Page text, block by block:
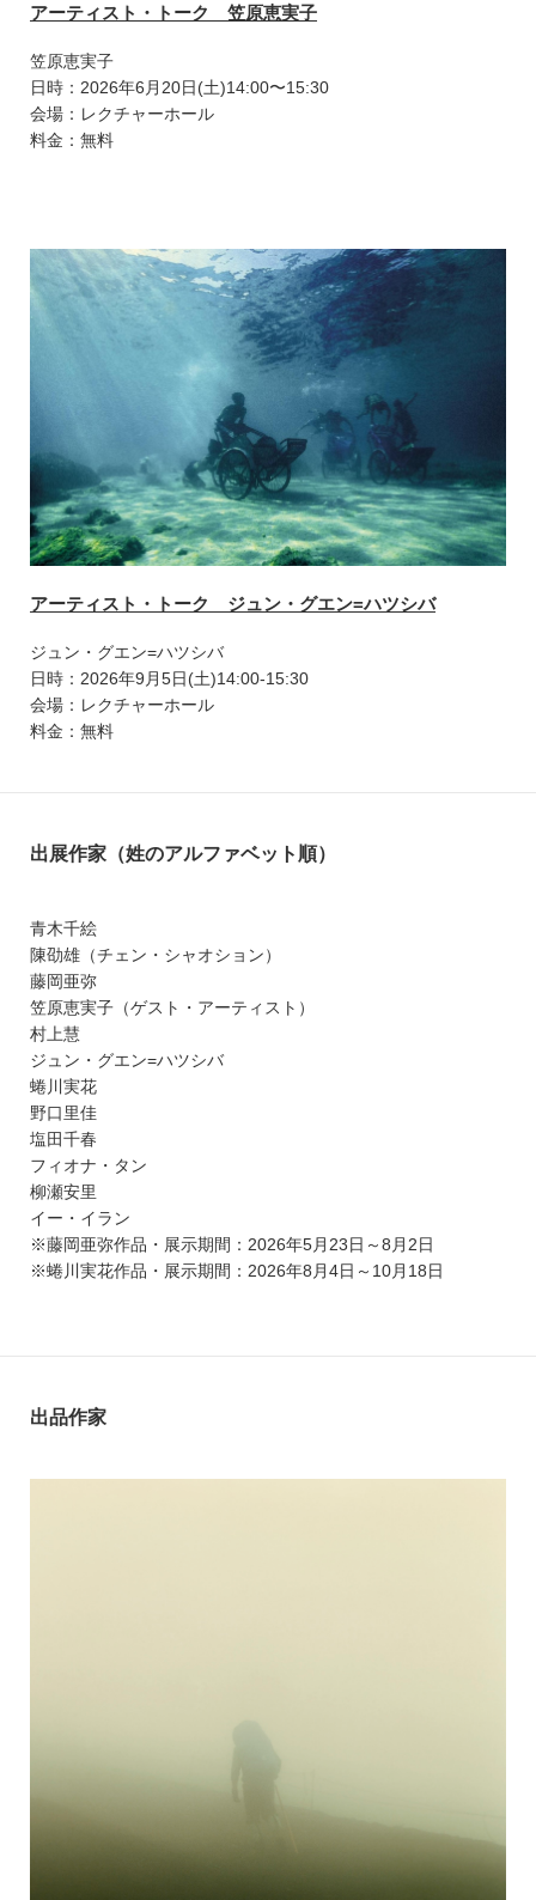
アーティスト・トーク 笠原恵実子
笠原恵実子
日時：2026年6月20日(土)14:00〜15:30
会場：レクチャーホール
料金：無料
アーティスト・トーク ジュン・グエン=ハツシバ
ジュン・グエン=ハツシバ
日時：2026年9月5日(土)14:00-15:30
会場：レクチャーホール
料金：無料
出展作家（姓のアルファベット順）
青木千絵
陳劭雄（チェン・シャオション）
藤岡亜弥
笠原恵実子（ゲスト・アーティスト）
村上慧
ジュン・グエン=ハツシバ
蜷川実花
野口里佳
塩田千春
フィオナ・タン
柳瀬安里
イー・イラン
※藤岡亜弥作品・展示期間：2026年5月23日～8月2日
※蜷川実花作品・展示期間：2026年8月4日～10月18日
出品作家